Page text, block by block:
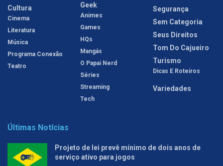
Cultura
Cinema
Literatura
Música
Programa Conexão
Teatro
Geek
Animes
Games
HQs
Mangás
O Papai Nerd
Séries
Streaming
Tech
Segurança
Sem Categoria
Seus Direitos
Tom Do Cajueiro
Turismo
Dicas E Roteiros
Variedades
Últimas Notícias
Projeto de lei prevê mínimo de dois anos de
serviço ativo para jogos